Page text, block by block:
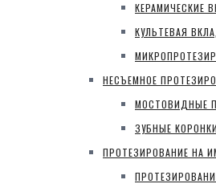
КЕРАМИЧЕСКИЕ
КУЛЬТЕВАЯ
НЕСЪЕМНОЕ
МОСТОВИДНЫЕ
ЗУБНЫЕ
ПРОТЕЗИРОВАНИЕ НА